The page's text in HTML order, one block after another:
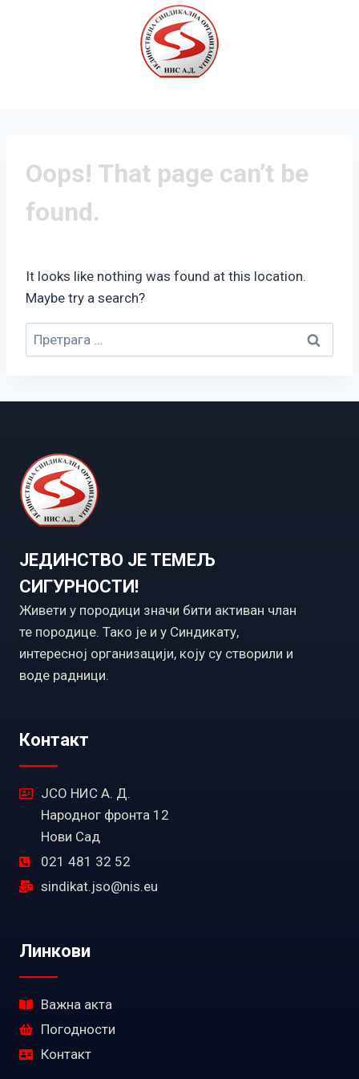
Oops! That page can’t be
found.
It looks like nothing was found at this location.
Maybe try a search?
ЈЕДИНСТВО ЈЕ ТЕМЕЉ
СИГУРНОСТИ!
Живети у породици значи бити активан члан
те породице. Тако је и у Синдикату,
интересној организацији, коју су створили и
воде радници.
Контакт
ЈСО НИС А. Д.
Народног фронта 12
Нови Сад
021 481 32 52
sindikat.jso@nis.eu
Линкови
Важна акта
Погодности
Контакт